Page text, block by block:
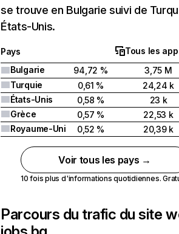
se trouve en Bulgarie suivi de
États-Unis.
Pays
Tous les
Bulgarie
94,72 %
3,75 M
Turquie
0,61 %
24,24 k
États-Unis
0,58 %
23 k
Grèce
0,57 %
22,53 k
Royaume-Uni
0,52 % 20,39 k
Voir tous les pays →
10 fois plus d'informations quotidiennes.
Parcours du trafic du site